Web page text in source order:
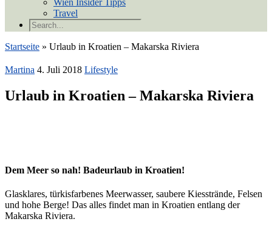
Wien Insider Tipps
Travel
Startseite » Urlaub in Kroatien – Makarska Riviera
Martina 4. Juli 2018 Lifestyle
Urlaub in Kroatien – Makarska Riviera
Dem Meer so nah! Badeurlaub in Kroatien!
Glasklares, türkisfarbenes Meerwasser, saubere Kiesstrände, Felsen
und hohe Berge! Das alles findet man in Kroatien entlang der
Makarska Riviera.